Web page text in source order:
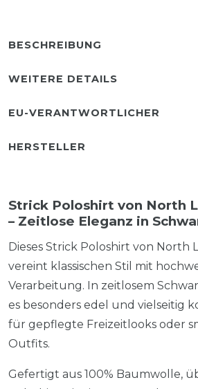
BESCHREIBUNG
WEITERE DETAILS
EU-VERANTWORTLICHER
HERSTELLER
Strick Poloshirt von North
– Zeitlose Eleganz in
Dieses Strick Poloshirt von North
vereint klassischen Stil mit
Verarbeitung. In zeitlosem
es besonders edel und vielseitig
für gepflegte Freizeitlooks oder
Outfits.
Gefertigt aus 100% Baumwolle,